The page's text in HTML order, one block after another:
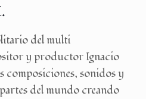
del multi
y productor Ignacio
composiciones, sonidos y
del mundo creando